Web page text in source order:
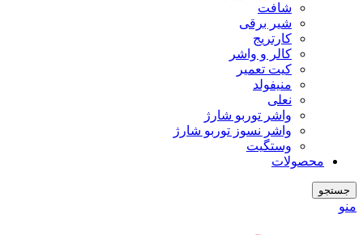
شافت
شیر برقی
کارتریج
کالر و واشر
کیت تعمیر
منیفولد
نعلی
واشر توربو شارژ
واشر نسوز توربو شارژ
وستگیت
محصولات
جستجو
منو